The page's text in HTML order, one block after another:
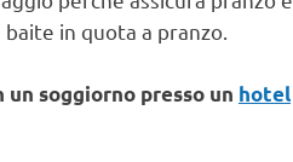
in quota a pranzo.
soggiorno presso un hotel